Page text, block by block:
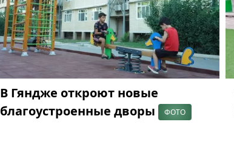
В Гяндже откроют новые
благоустроенные дворы
ФОТО